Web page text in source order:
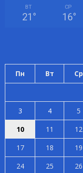
ВТ
21 °
СР
16°
Пн Вт Ср
3
4 5
10
11 12
17
18 19
24
25 26